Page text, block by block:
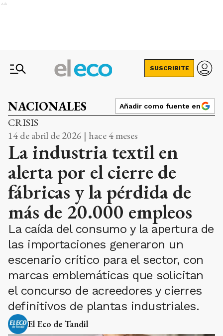
Ads
SUSCRIBITE
NACIONALES Añadir como fuente en
CRISIS
14 de abril de 2026 | hace 4 meses
La industria textil en
alerta por el cierre de
fábricas y la pérdida de
más de 20.000 empleos
La caída del consumo y la apertura de
las importaciones generaron un
escenario crítico para el sector, con
marcas emblemáticas que solicitan
el concurso de acreedores y cierres
definitivos de plantas industriales.
El Eco de Tandil